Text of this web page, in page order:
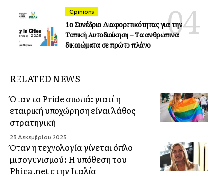
Opinions
1ο Συνέδριο Διαφορετικότητας για την
Τοπική Αυτοδιοίκηση – Τα ανθρώπινα
δικαιώματα σε πρώτο πλάνο
RELATED NEWS
Όταν το Pride σιωπά: γιατί η
εταιρική υποχώρηση είναι λάθος
στρατηγική
23 Δεκεμβρίου 2025
Όταν η τεχνολογία γίνεται όπλο
μισογυνισμού: Η υπόθεση του
Phica.net στην Ιταλία